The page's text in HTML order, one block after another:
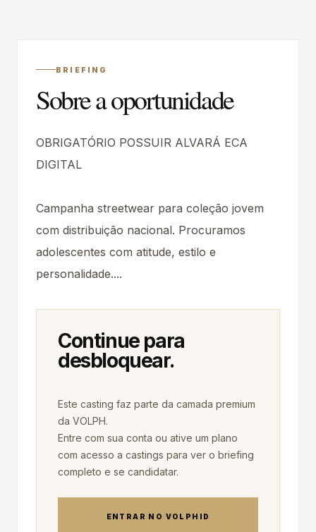
BRIEFING
Sobre a oportunidade
OBRIGATÓRIO POSSUIR ALVARÁ ECA
DIGITAL
Campanha streetwear para coleção jovem
com distribuição nacional. Procuramos
adolescentes com atitude, estilo e
personalidade....
Continue para
desbloquear.
Este casting faz parte da camada premium
da VOLPH.
Entre com sua conta ou ative um plano
com acesso a castings para ver o briefing
ENTRAR NO VOLPHID